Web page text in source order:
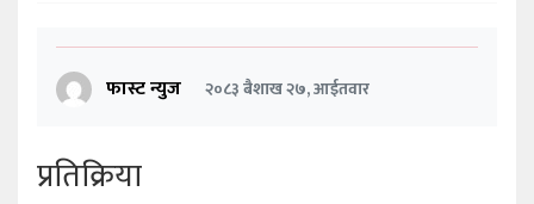
फास्ट न्युज २०८३ बैशाख २७, आईतवार
प्रतिक्रिया